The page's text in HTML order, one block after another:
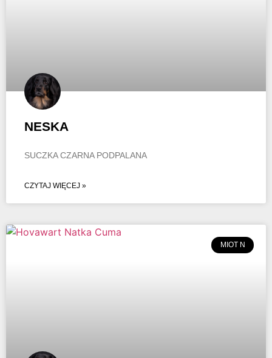
NESKA
SUCZKA CZARNA PODPALANA
CZYTAJ WIĘCEJ »
MIOT N